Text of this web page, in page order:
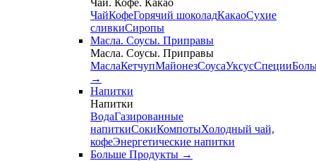
Чай. Кофе. Какао
ЧайКофеГорячий шоколадКакаоСухие
сливкиСиропы
Масла. Соусы. Приправы
Масла. Соусы. Приправы
МаслаКетчупМайонезСоусаУксусСпеции
→
Напитки
Напитки
ВодаГазированные
напиткиСокиКомпотыХолодный чай,
кофеЭнергетические напитки
Больше Продукты →